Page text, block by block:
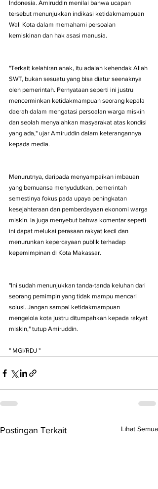
Indonesia. Amiruddin menilai bahwa ucapan
tersebut menunjukkan indikasi ketidakmampuan
Wali Kota dalam memahami persoalan
kemiskinan dan hak asasi manusia.
"Terkait kelahiran anak, itu adalah kehendak Allah
SWT, bukan sesuatu yang bisa diatur seenaknya
oleh pemerintah. Pernyataan seperti ini justru
mencerminkan ketidakmampuan seorang kepala
daerah dalam mengatasi persoalan warga miskin
dan seolah menyalahkan masyarakat atas kondisi
yang ada," ujar Amiruddin dalam keterangannya
kepada media.
Menurutnya, daripada menyampaikan imbauan
yang bernuansa menyudutkan, pemerintah
semestinya fokus pada upaya peningkatan
kesejahteraan dan pemberdayaan ekonomi warga
miskin. Ia juga menyebut bahwa komentar seperti
ini dapat melukai perasaan rakyat kecil dan
menurunkan kepercayaan publik terhadap
kepemimpinan di Kota Makassar.
"Ini sudah menunjukkan tanda-tanda keluhan dari
seorang pemimpin yang tidak mampu mencari
solusi. Jangan sampai ketidakmampuan
mengelola kota justru ditumpahkan kepada rakyat
miskin," tutup Amiruddin.
" MGI/RDJ "
Postingan Terkait Lihat Semua